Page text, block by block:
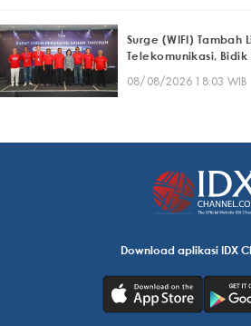
Surge (WIFI) Tambah
Telekomunikasi, Bidik
08/08/2026 18:03 WIB
Download aplikasi IDX